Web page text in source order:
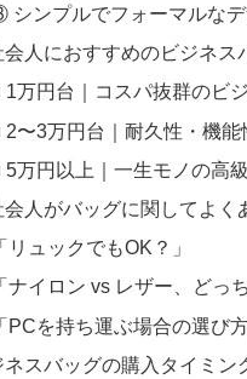
シンプルでフォーマルな
会人におすすめのビジネス
1万円台｜コスパ抜群のビ
2〜3万円台｜耐久性・機
5万円以上｜一生モノの高
会人がバッグに関してよく
「リュックでもOK？」
「ナイロン vs レザー、どっ
「PCを持ち運ぶ場合の選び
ネスバッグの購入タイミン